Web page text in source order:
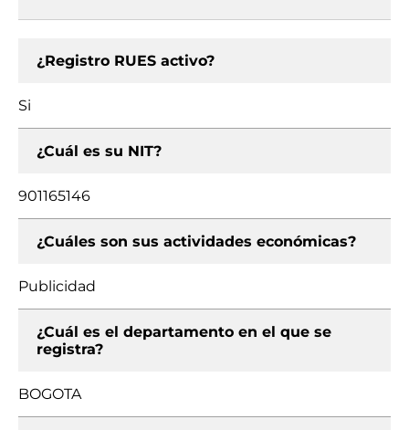
¿Registro RUES activo?
Si
¿Cuál es su NIT?
901165146
¿Cuáles son sus actividades económicas?
Publicidad
¿Cuál es el departamento en el que se
registra?
BOGOTA